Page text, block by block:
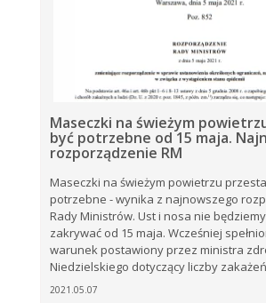
Maseczki na świeżym
być potrzebne od 15 maja.
rozporządzenie RM
Maseczki na świeżym powietrzu
potrzebne - wynika z najnowszego
Rady Ministrów. Ust i nosa nie
zakrywać od 15 maja. Wcześniej
warunek postawiony przez ministra
Niedzielskiego dotyczący liczby
2021.05.07